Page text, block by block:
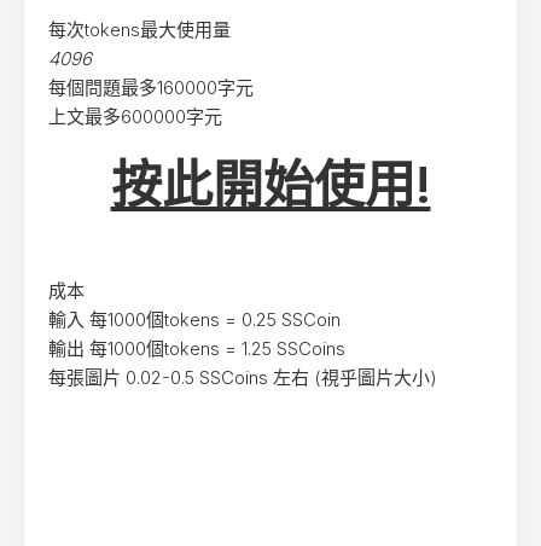
每次tokens最大使用量
4096
每個問題最多160000字元
上文最多600000字元
按此開始使用!
成本
輸入 每1000個tokens = 0.25 SSCoin
輸出 每1000個tokens = 1.25 SSCoins
每張圖片 0.02-0.5 SSCoins 左右 (視乎圖片大小)